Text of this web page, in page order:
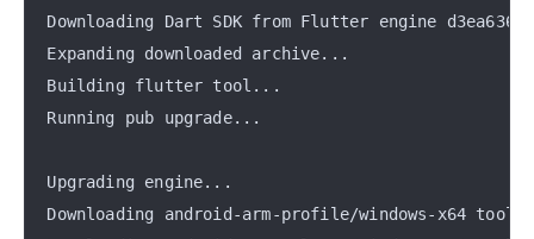
Downloading Dart SDK from Flutter engine
Expanding downloaded archive...
Building flutter tool...
Running pub upgrade...
Upgrading engine...
Downloading android-arm-profile/windows-x64